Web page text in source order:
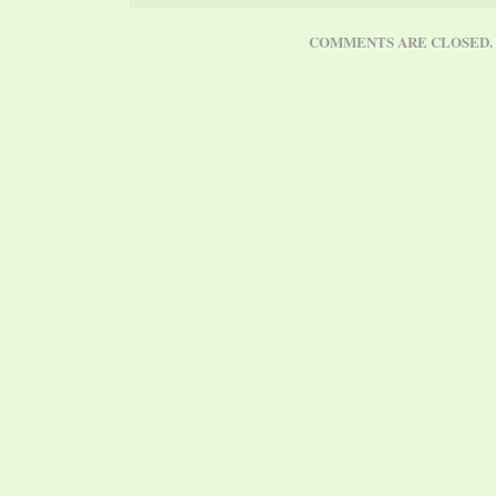
COMMENTS ARE CLOSED.